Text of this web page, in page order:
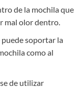
de la mochila que
mal olor dentro.
soportar la
como al
de utilizar